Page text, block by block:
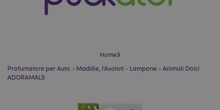
Home›
Profumatore per Auto - Maddie, l'Axolotl - Lampone - Animali Dolci
ADORAMALS